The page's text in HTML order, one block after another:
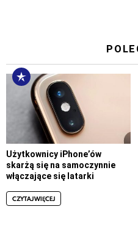
Użytkownicy iPhone’ów
skarżą się na samoczynnie
włączające się latarki
CZYTAJ WIĘCEJ